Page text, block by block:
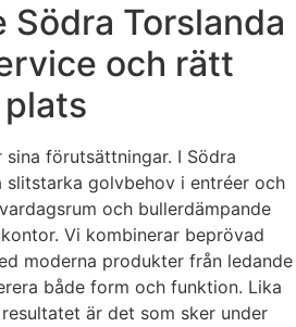
Södra Torslanda
och rätt
förutsättningar. I Södra
golvbehov i entréer och
och bullerdämpande
Vi kombinerar beprövad
moderna produkter från ledande
både form och funktion. Lika
är det som sker under